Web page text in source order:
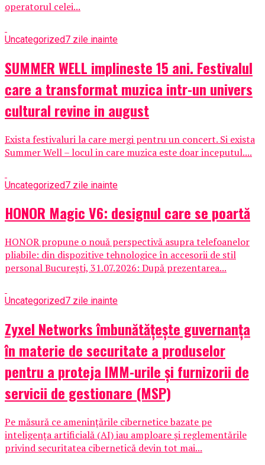
operatorul celei...
Uncategorized7 zile inainte
SUMMER WELL implineste 15 ani. Festivalul
care a transformat muzica intr-un univers
cultural revine in august
Exista festivaluri la care mergi pentru un concert. Si exista
Summer Well – locul in care muzica este doar inceputul....
Uncategorized7 zile inainte
HONOR Magic V6: designul care se poartă
HONOR propune o nouă perspectivă asupra telefoanelor
pliabile: din dispozitive tehnologice în accesorii de stil
personal București, 31.07.2026: După prezentarea...
Uncategorized7 zile inainte
Zyxel Networks îmbunătățește guvernanța
în materie de securitate a produselor
pentru a proteja IMM-urile și furnizorii de
servicii de gestionare (MSP)
Pe măsură ce amenințările cibernetice bazate pe
inteligența artificială (AI) iau amploare și reglementările
privind securitatea cibernetică devin tot mai...